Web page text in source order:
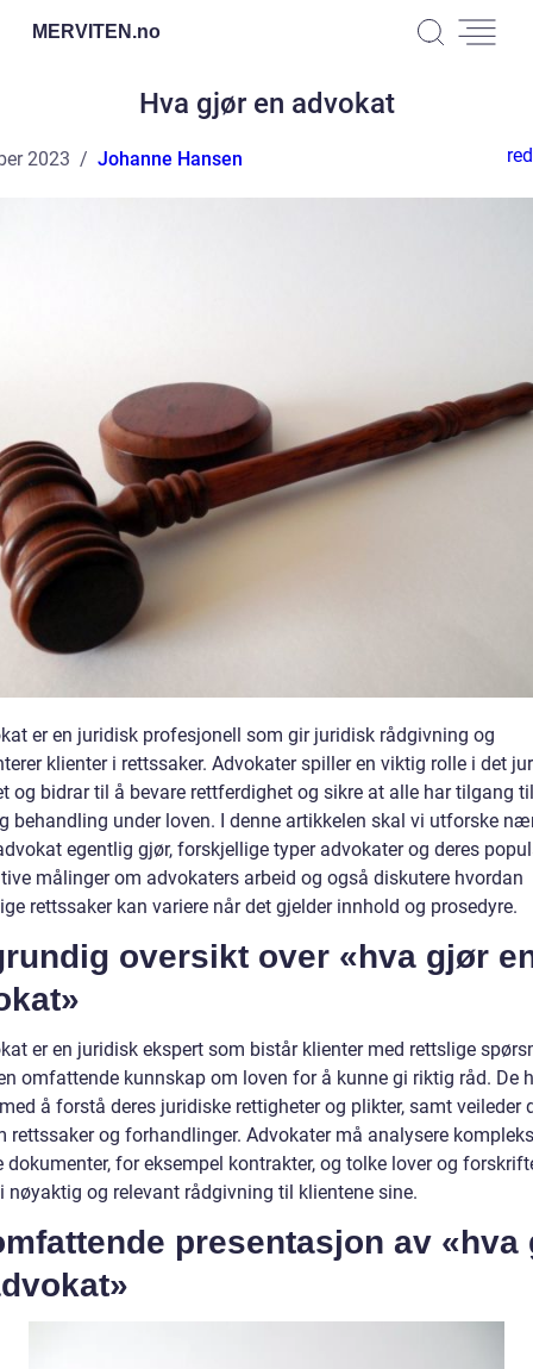
MERVITEN.no
Hva gjør en advokat
2023 Johanne Hansen
er en juridisk profesjonell som gir juridisk rådgivning og
klienter i rettssaker. Advokater spiller en viktig rolle i det
og bidrar til å bevare rettferdighet og sikre at alle har tilgang til
behandling under loven. I denne artikkelen skal vi utforske
egentlig gjør, forskjellige typer advokater og deres
målinger om advokaters arbeid og også diskutere hvordan
rettssaker kan variere når det gjelder innhold og prosedyre.
oversikt over «hva gjør
er en juridisk ekspert som bistår klienter med rettslige
omfattende kunnskap om loven for å kunne gi riktig råd. De
å forstå deres juridiske rettigheter og plikter, samt veileder
rettssaker og forhandlinger. Advokater må analysere
dokumenter, for eksempel kontrakter, og tolke lover og
nøyaktig og relevant rådgivning til klientene sine.
presentasjon av «hva